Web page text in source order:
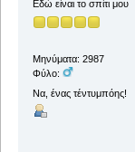
Εδώ είναι το σπίτι μου
Μηνύματα: 2987
Φύλο:
Να, ένας τέντυμπόης!